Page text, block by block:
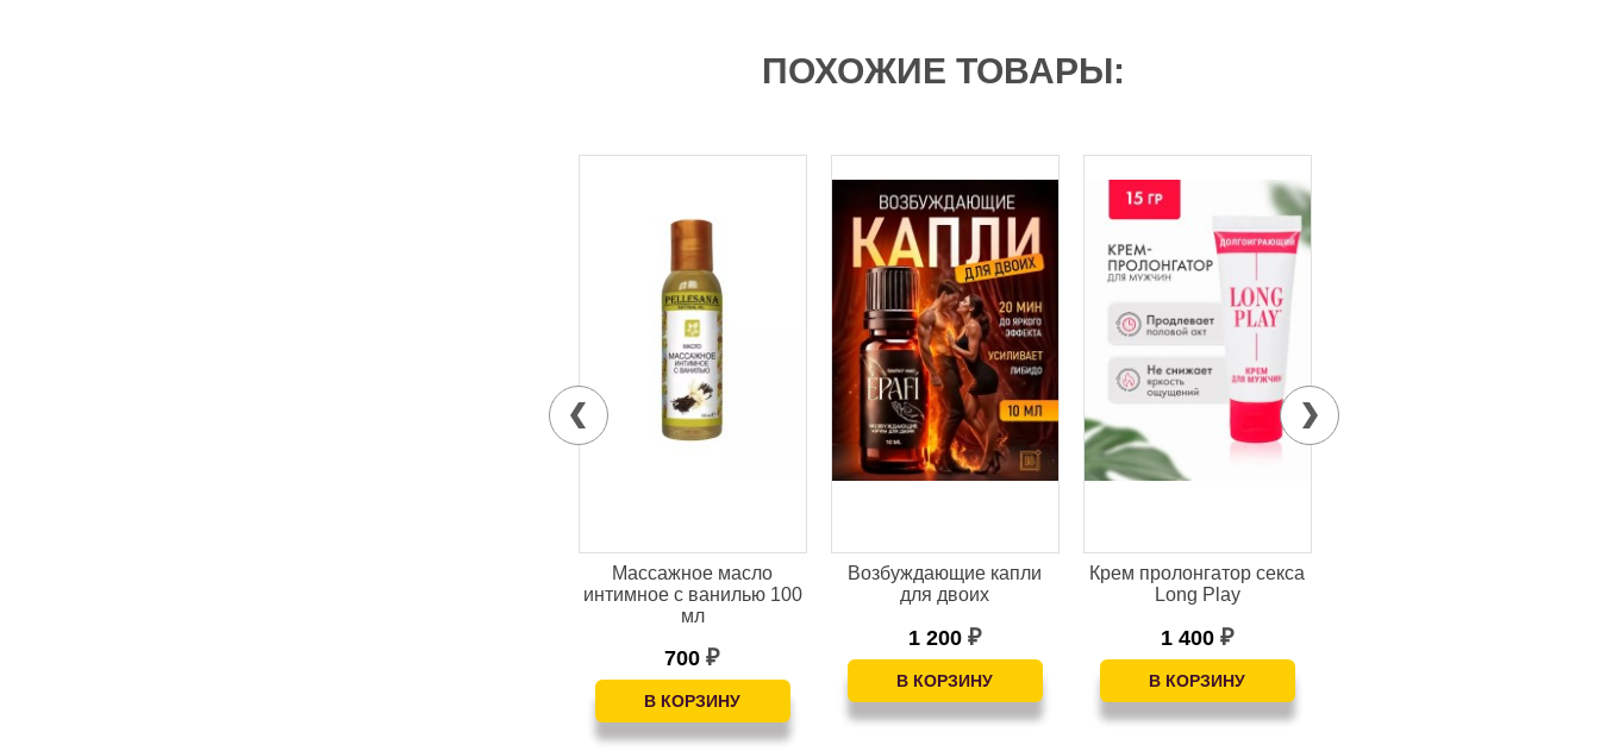
ПОХОЖИЕ ТОВАРЫ:
Массажное масло
интимное с ванилью 100
мл
700₽
Возбуждающие капли
для двоих
1 200 ₽
Крем пролонгатор секса
Long Play
1 400 ₽